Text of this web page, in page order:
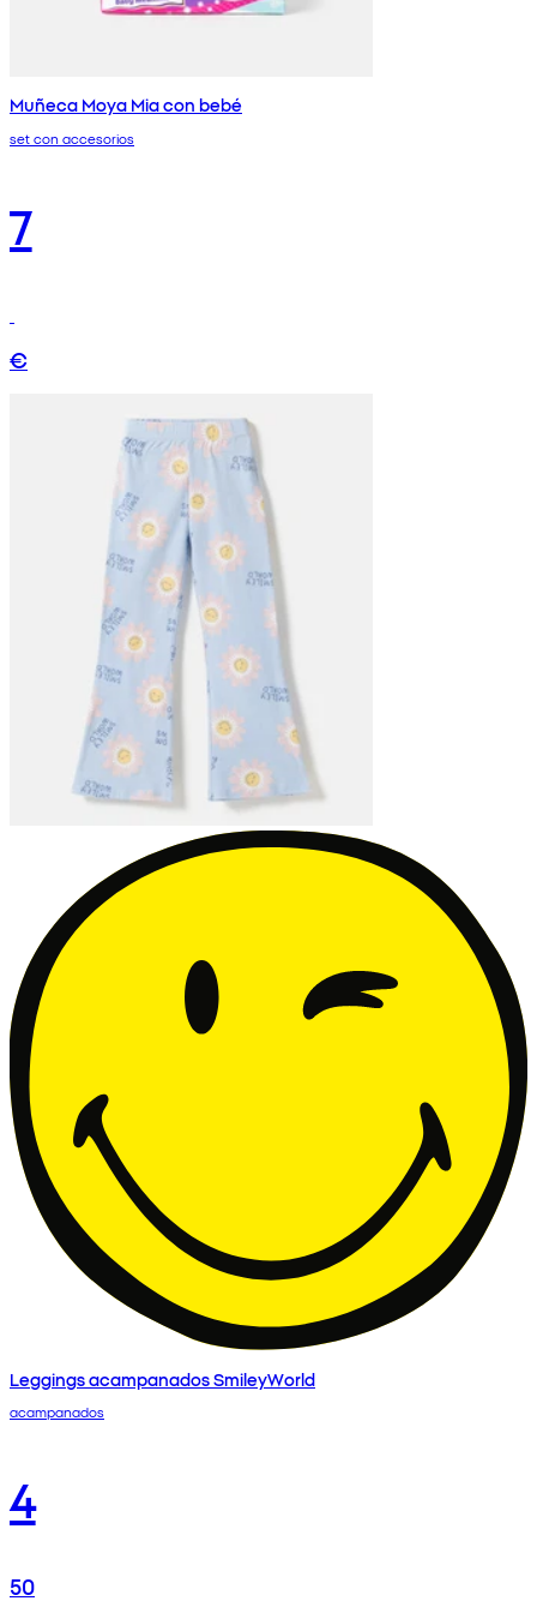
Muñeca Moya Mia con bebé
set con accesorios
7
€
Leggings acampanados SmileyWorld
acampanados
4
50